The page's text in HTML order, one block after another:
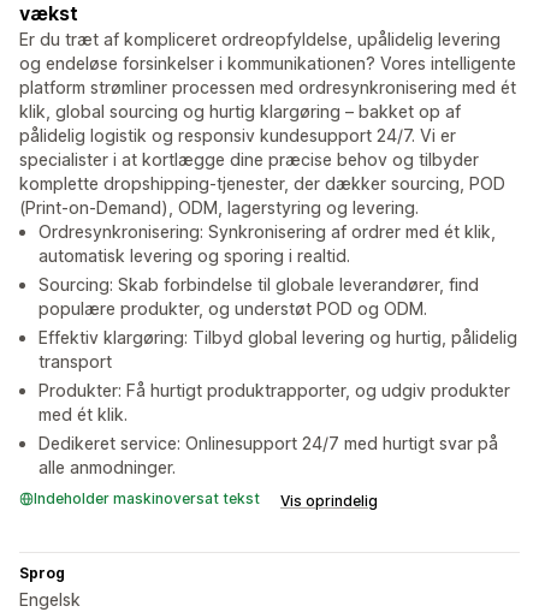
vækst
Er du træt af kompliceret ordreopfyldelse, upålidelig levering
og endeløse forsinkelser i kommunikationen? Vores intelligente
platform strømliner processen med ordresynkronisering med ét
klik, global sourcing og hurtig klargøring – bakket op af
pålidelig logistik og responsiv kundesupport 24/7. Vi er
specialister i at kortlægge dine præcise behov og tilbyder
komplette dropshipping-tjenester, der dækker sourcing, POD
(Print-on-Demand), ODM, lagerstyring og levering.
Ordresynkronisering: Synkronisering af ordrer med ét klik,
automatisk levering og sporing i realtid.
Sourcing: Skab forbindelse til globale leverandører, find
populære produkter, og understøt POD og ODM.
Effektiv klargøring: Tilbyd global levering og hurtig, pålidelig
transport
Produkter: Få hurtigt produktrapporter, og udgiv produkter
med ét klik.
Dedikeret service: Onlinesupport 24/7 med hurtigt svar på
alle anmodninger.
Indeholder maskinoversat tekst Vis oprindelig
Sprog
Engelsk